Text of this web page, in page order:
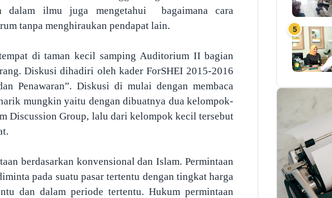
dalam ilmu juga mengetahui bagaimana cara
tanpa menghiraukan pendapat lain.
di taman kecil samping Auditorium II bagian
Diskusi dihadiri oleh kader ForSHEI 2015-2016
Penawaran”.Diskusi di mulai dengan membaca
mungkin yaitu dengan dibuatnya dua kelompok-
Discussion Group, lalu dari kelompok kecil tersebut
berdasarkan konvensional dan Islam.Permintaan
pada suatu pasar tertentu dengan tingkat harga
dan dalam periode tertentu. Hukum permintaan